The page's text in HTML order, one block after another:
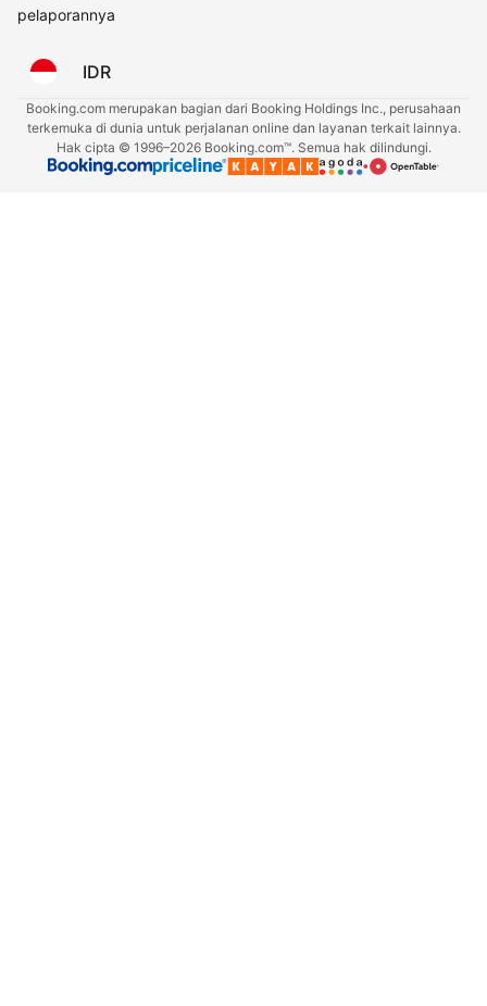
pelaporannya
IDR
Booking.com merupakan bagian dari Booking Holdings Inc., perusahaan
terkemuka di dunia untuk perjalanan online dan layanan terkait lainnya.
Hak cipta © 1996–2026 Booking.com™. Semua hak dilindungi.